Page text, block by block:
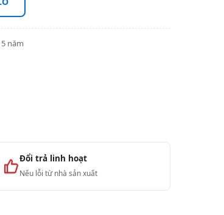
năm
Đổi trả linh hoạt
Nếu lỗi từ nhà sản xuất